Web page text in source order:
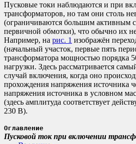
Пусковые токи наблюдаются и при
трансформаторов, но там они столь
(ограничиваются большим активным
первичной обмотки), что обычно их
Например, на рис. 1 изображён
(начальный участок, первые пять
трансформатора мощностью порядка
нагрузки. Здесь рассматривается
случай включения, когда оно
прохождения напряжения источника
напряжения источника в условном
(здесь амплитуда соответствует
230 В).
Оглавление
Пусковой ток при включении